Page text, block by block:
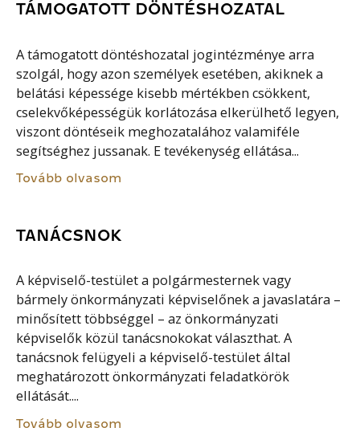
TÁMOGATOTT DÖNTÉSHOZATAL
A támogatott döntéshozatal jogintézménye arra
szolgál, hogy azon személyek esetében, akiknek a
belátási képessége kisebb mértékben csökkent,
cselekvőképességük korlátozása elkerülhető legyen,
viszont döntéseik meghozatalához valamiféle
segítséghez jussanak. E tevékenység ellátása...
Tovább olvasom
TANÁCSNOK
A képviselő-testület a polgármesternek vagy
bármely önkormányzati képviselőnek a javaslatára –
minősített többséggel – az önkormányzati
képviselők közül tanácsnokokat választhat. A
tanácsnok felügyeli a képviselő-testület által
meghatározott önkormányzati feladatkörök
ellátását....
Tovább olvasom